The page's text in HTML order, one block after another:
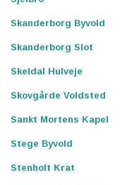
Skanderborg Byvold
Skanderborg Slot
Skeldal Hulveje
Skovgårde Voldsted
Sankt Mortens Kapel
Stege Byvold
Stenholt Krat